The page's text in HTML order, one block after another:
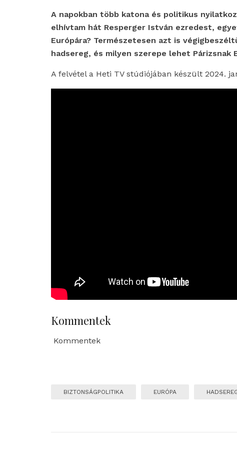
A napokban több katona és politikus
elhívtam hát Resperger István ezredest,
Európára? Természetesen azt is
hadsereg, és milyen szerepe lehet Párizsnak
A felvétel a Heti TV stúdiójában készült 2024.
Kommentek
Kommentek
BIZTONSÁGPOLITIKA EURÓPA